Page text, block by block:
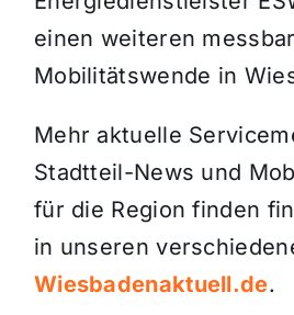
einen weiteren
Mobilitätswende in
Mehr aktuelle
Stadtteil-News und
für die Region finden
in unseren
Wiesbadenaktuell.de.